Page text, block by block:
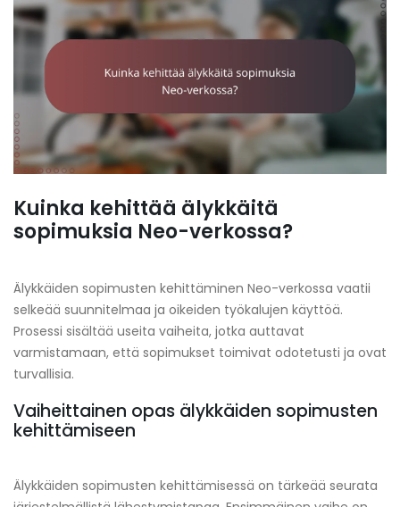
Kuinka kehittää älykkäitä
sopimuksia Neo-verkossa?
Älykkäiden sopimusten kehittäminen Neo-verkossa vaatii
selkeää suunnitelmaa ja oikeiden työkalujen käyttöä.
Prosessi sisältää useita vaiheita, jotka auttavat
varmistamaan, että sopimukset toimivat odotetusti ja ovat
turvallisia.
Vaiheittainen opas älykkäiden sopimusten
kehittämiseen
Älykkäiden sopimusten kehittämisessä on tärkeää seurata